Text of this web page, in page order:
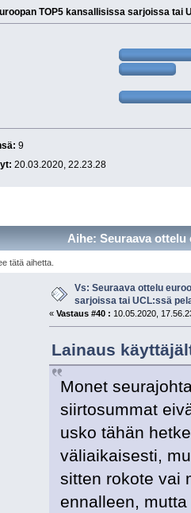
TOP5 kansallisissa sarjoissa tai
9
20.03.2020, 22.23.28
Aihe: Seuraava ottelu
tätä aihetta.
Vs: Seuraava ottelu
sarjoissa tai UCL:ssä
« Vastaus #40 : 10.05.2020,
Lainaus
Monet
siirtosummat
usko tähän
väliaikaisesti,
sitten rokote vai
ennalleen,